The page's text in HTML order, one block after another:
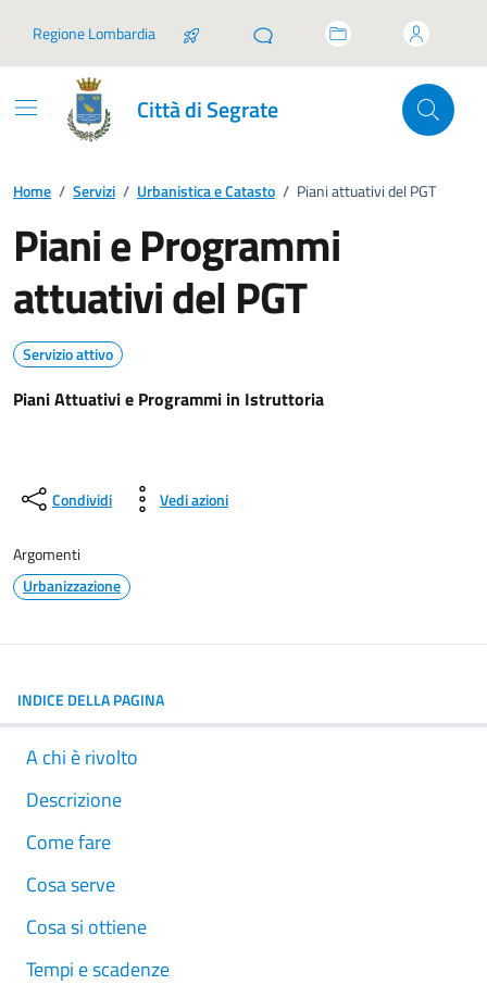
Regione Lombardia
Città di Segrate
Home / Servizi / Urbanistica e Catasto / Piani attuativi del PGT
Piani e Programmi
attuativi del PGT
Servizio attivo
Piani Attuativi e Programmi in Istruttoria
Condividi Vedi azioni
Argomenti
Urbanizzazione
INDICE DELLA PAGINA
A chi è rivolto
Descrizione
Come fare
Cosa serve
Cosa si ottiene
Tempi e scadenze